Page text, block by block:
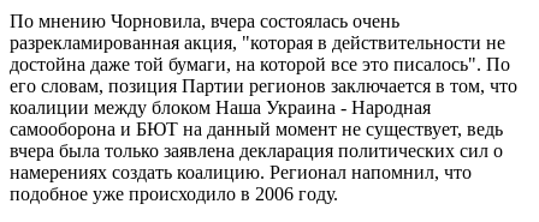
По мнению Чорновила, вчера состоялась очень
разрекламированная акция, "которая в действительности не
достойна даже той бумаги, на которой все это писалось". По
его словам, позиция Партии регионов заключается в том, что
коалиции между блоком Наша Украина - Народная
самооборона и БЮТ на данный момент не существует, ведь
вчера была только заявлена декларация политических сил о
намерениях создать коалицию. Регионал напомнил, что
подобное уже происходило в 2006 году.